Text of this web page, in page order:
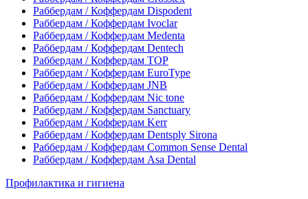
Раббердам / Коффердам Dispodent
Раббердам / Коффердам Ivoclar
Раббердам / Коффердам Medenta
Раббердам / Коффердам Dentech
Раббердам / Коффердам ТОР
Раббердам / Коффердам EuroType
Раббердам / Коффердам JNB
Раббердам / Коффердам Nic tone
Раббердам / Коффердам Sanctuary
Раббердам / Коффердам Kerr
Раббердам / Коффердам Dentsply Sirona
Раббердам / Коффердам Common Sense Dental
Раббердам / Коффердам Asa Dental
Профилактика и гигиена